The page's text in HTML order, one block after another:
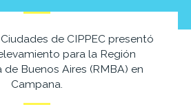
de CIPPEC presentó
para la Región
Buenos Aires (RMBA) en
Campana.